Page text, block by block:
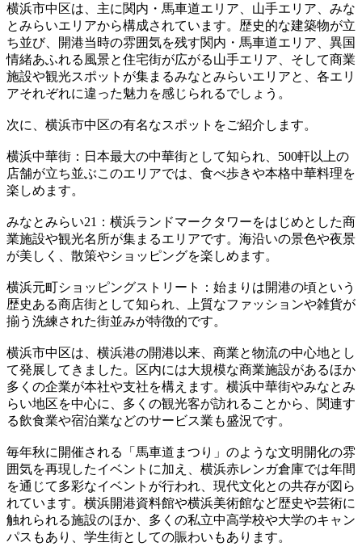
横浜市中区は、主に関内・馬車道エリア、山手エリア、みな
とみらいエリアから構成されています。歴史的な建築物が立
ち並び、開港当時の雰囲気を残す関内・馬車道エリア、異国
情緒あふれる風景と住宅街が広がる山手エリア、そして商業
施設や観光スポットが集まるみなとみらいエリアと、各エリ
アそれぞれに違った魅力を感じられるでしょう。
次に、横浜市中区の有名なスポットをご紹介します。
横浜中華街：日本最大の中華街として知られ、500軒以上の
店舗が立ち並ぶこのエリアでは、食べ歩きや本格中華料理を
楽しめます。
みなとみらい21：横浜ランドマークタワーをはじめとした商
業施設や観光名所が集まるエリアです。海沿いの景色や夜景
が美しく、散策やショッピングを楽しめます。
横浜元町ショッピングストリート：始まりは開港の頃という
歴史ある商店街として知られ、上質なファッションや雑貨が
揃う洗練された街並みが特徴的です。
横浜市中区は、横浜港の開港以来、商業と物流の中心地とし
て発展してきました。区内には大規模な商業施設があるほか
多くの企業が本社や支社を構えます。横浜中華街やみなとみ
らい地区を中心に、多くの観光客が訪れることから、関連す
る飲食業や宿泊業などのサービス業も盛況です。
毎年秋に開催される「馬車道まつり」のような文明開化の雰
囲気を再現したイベントに加え、横浜赤レンガ倉庫では年間
を通じて多彩なイベントが行われ、現代文化との共存が図ら
れています。横浜開港資料館や横浜美術館など歴史や芸術に
触れられる施設のほか、多くの私立中高学校や大学のキャン
パスもあり、学生街としての賑わいもあります。